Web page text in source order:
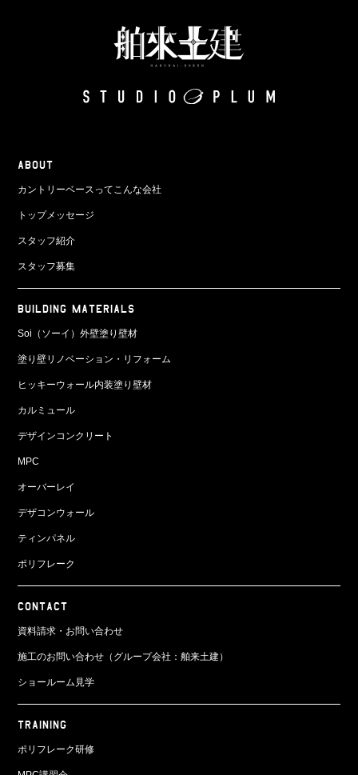
ABOUT
カントリーベースってこんな会社
トップメッセージ
スタッフ紹介
スタッフ募集
BUILDING MATERIALS
Soi（ソーイ）外壁塗り壁材
塗り壁リノベーション・リフォーム
ヒッキーウォール内装塗り壁材
カルミュール
デザインコンクリート
MPC
オーバーレイ
デザコンウォール
ティンパネル
ポリフレーク
CONTACT
資料請求・お問い合わせ
施工のお問い合わせ（グループ会社：舶来土建）
ショールーム見学
TRAINING
ポリフレーク研修